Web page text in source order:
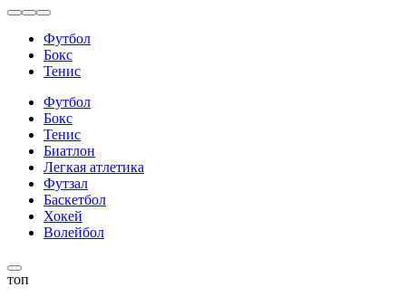
Футбол
Бокс
Тенис
Футбол
Бокс
Тенис
Биатлон
Легкая атлетика
Футзал
Баскетбол
Хокей
Волейбол
топ